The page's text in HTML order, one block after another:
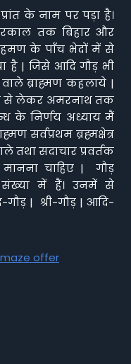
के नाम पर पड़ा है।
तक बिहार और
के पाँच भेदों में से
है | जिसे आदि गौड़ भी
ब्राह्मण कहलाये |
से लेकर अमरनाथ तक
के निर्णय अध्याय मैं
सर्वप्रथम ब्रह्मक्षेत्र
तथा सदाचार प्रवर्तक
मानना चाहिए | गौड़
संख्या में हैं। उनमें से
| श्री-गौड़ | आदि-